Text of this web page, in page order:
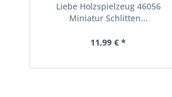
Liebe Holzspielzeug 46056
Miniatur Schlitten...
11,99 € *